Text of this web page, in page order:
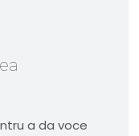
a da voce